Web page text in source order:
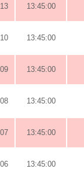
13:45:00
13:45:00
13:45:00
13:45:00
13:45:00
13:45:00